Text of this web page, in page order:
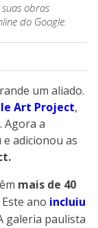
obras
do Google.
um aliado.
Art Project,
Agora a
adicionou as
mais de 40
Este ano incluiu
galeria paulista